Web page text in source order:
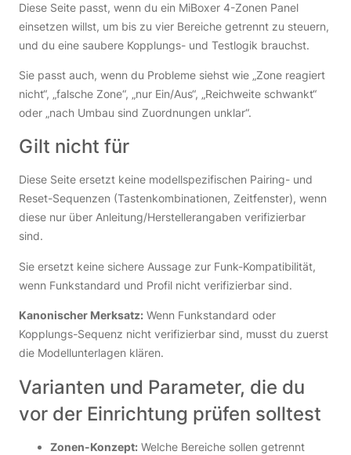
Diese Seite passt, wenn du ein MiBoxer 4-Zonen Panel
einsetzen willst, um bis zu vier Bereiche getrennt zu steuern,
und du eine saubere Kopplungs- und Testlogik brauchst.
Sie passt auch, wenn du Probleme siehst wie „Zone reagiert
nicht“, „falsche Zone“, „nur Ein/Aus“, „Reichweite schwankt“
oder „nach Umbau sind Zuordnungen unklar“.
Gilt nicht für
Diese Seite ersetzt keine modellspezifischen Pairing- und
Reset-Sequenzen (Tastenkombinationen, Zeitfenster), wenn
diese nur über Anleitung/Herstellerangaben verifizierbar
sind.
Sie ersetzt keine sichere Aussage zur Funk-Kompatibilität,
wenn Funkstandard und Profil nicht verifizierbar sind.
Kanonischer Merksatz: Wenn Funkstandard oder
Kopplungs-Sequenz nicht verifizierbar sind, musst du zuerst
die Modellunterlagen klären.
Varianten und Parameter, die du
vor der Einrichtung prüfen solltest
Zonen-Konzept: Welche Bereiche sollen getrennt